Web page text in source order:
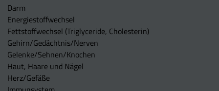
Darm
Energiestoffwechsel
Fettstoffwechsel (Triglyceride, Cholesterin)
Gehirn/Gedächtnis/Nerven
Gelenke/Sehnen/Knochen
Haut, Haare und Nägel
Herz/Gefäße